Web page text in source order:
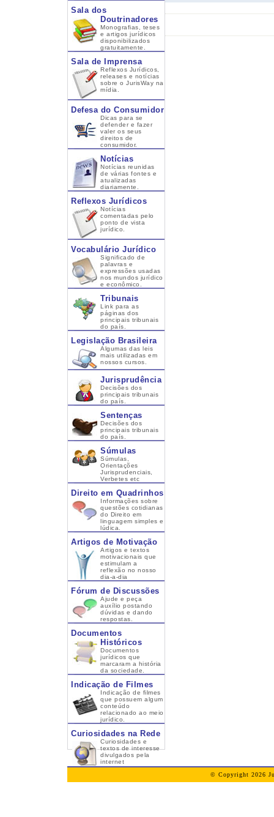
Sala dos
Doutrinadores
Monografias, teses
e artigos jurídicos
disponibilizados
gratuitamente.
Sala de Imprensa
Reflexos Jurídicos,
releases e notícias
sobre o JurisWay na
mídia.
Defesa do Consumidor
Dicas para se
defender e fazer
valer os seus
direitos de
consumidor.
Notícias
Notícias reunidas
de várias fontes e
atualizadas
diariamente.
Reflexos Jurídicos
Notícias
comentadas pelo
ponto de vista
jurídico.
Vocabulário Jurídico
Significado de
palavras e
expressões usadas
nos mundos jurídico
e econômico.
Tribunais
Link para as
páginas dos
principais tribunais
do país.
Legislação Brasileira
Algumas das leis
mais utilizadas em
nossos cursos.
Jurisprudência
Decisões dos
principais tribunais
do país.
Sentenças
Decisões dos
principais tribunais
do país.
Súmulas
Súmulas,
Orientações
Jurisprudenciais,
Verbetes etc
Direito em Quadrinhos
Informações sobre
questões cotidianas
do Direito em
linguagem simples e
lúdica.
Artigos de Motivação
Artigos e textos
motivacionais que
estimulam a
reflexão no nosso
dia-a-dia
Fórum de Discussões
Ajude e peça
auxílio postando
dúvidas e dando
respostas.
Documentos
Históricos
Documentos
jurídicos que
marcaram a história
da sociedade.
Indicação de Filmes
Indicação de filmes
que possuem algum
conteúdo
relacionado ao meio
jurídico.
Curiosidades na Rede
Curiosidades e
textos de interesse
divulgados pela
internet
© Copyright 2026